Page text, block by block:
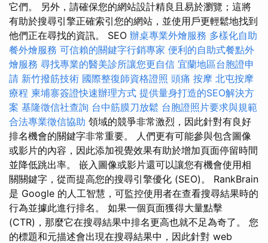
它們。 另外，請確保您的網站設計精良且易於瀏覽；這將
有助於搜尋引擎正確索引您的網站，並使用戶更輕鬆地找到
他們正在尋找的資訊。 SEO 辦桌專業外燴服務 多樣化自助
餐外燴服務 可信賴的關鍵字行銷專家 便利的自助式餐點外
燴服務 尋找專業的醫美診所讓您更自信 宜蘭地區台胞證申
請 新竹撥筋技術 國際整復師資格證照 頭痛 按摩 北屯按摩
療程 柬埔寨簽證快速辦理方式 提供量身打造的SEO解決方
案 基隆徵信社查詢 台中筋膜刀放鬆 台胞證照片要求與規範
合法專業徵信協助 領域的競爭非常激烈，因此針對有良好
排名機會的關鍵字非常重要。 人們更有可能參與包含圖像
或影片的內容，因此添加視覺效果有助於增加頁面停留時間
並降低跳出率。 嵌入圖像或影片還可以讓您有機會使用相
關關鍵字，從而提高您的搜尋引擎優化 (SEO)。 RankBrain
是 Google 的人工智慧，可監控使用者在查看搜尋結果時的
行為並據此進行排名。 如果一個頁面獲得大量點擊
(CTR)，那麼它在搜尋結果中排名更高也就不足為奇了。 您
的標題和元描述會出現在搜尋結果中，因此針對 web